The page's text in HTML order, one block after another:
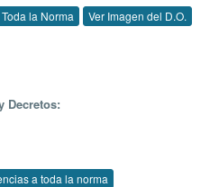
Toda la Norma Ver Imagen del D.O.
Decretos:
a toda la norma